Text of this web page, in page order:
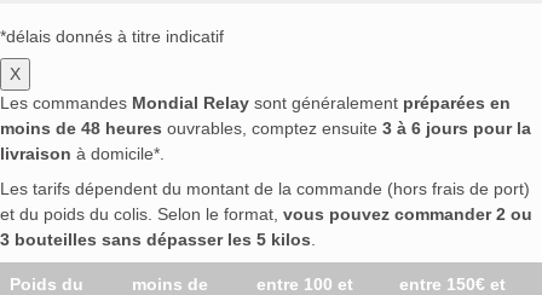
*délais donnés à titre indicatif
X
Les commandes Mondial Relay sont généralement préparées en
moins de 48 heures ouvrables, comptez ensuite 3 à 6 jours pour la
livraison à domicile*.
Les tarifs dépendent du montant de la commande (hors frais de port)
et du poids du colis. Selon le format, vous pouvez commander 2 ou
3 bouteilles sans dépasser les 5 kilos
Poids du
moins de
entre 100 et
entre 150€ et